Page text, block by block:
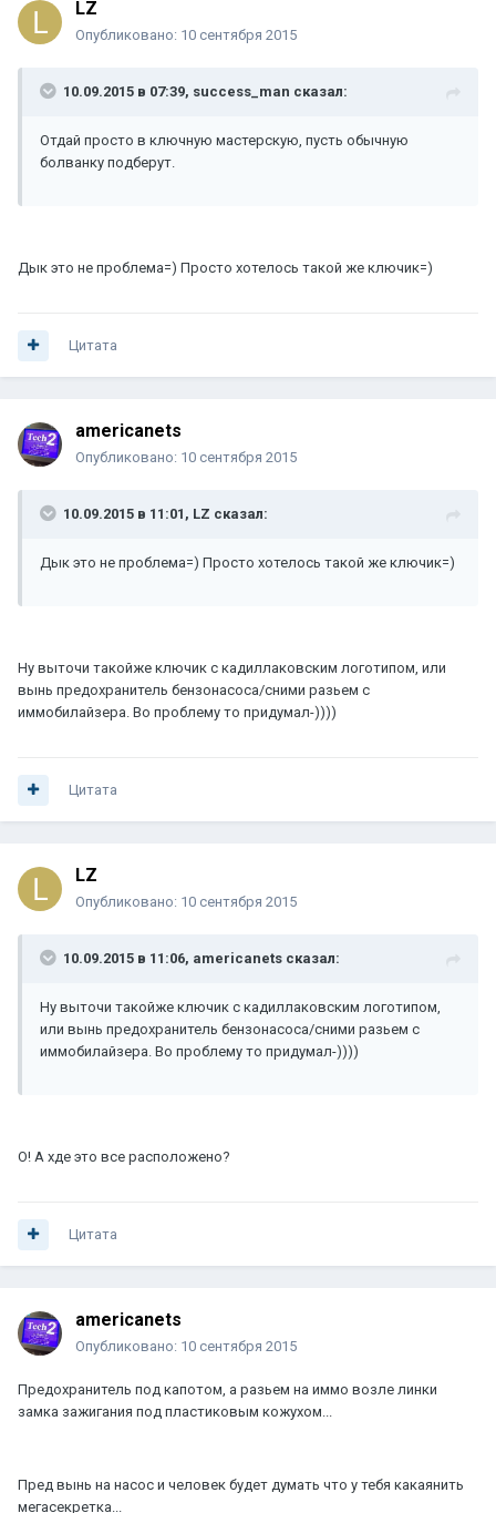
LZ
Опубликовано: 10 сентября 2015
10.09.2015 в 07:39, success_man сказал:
Отдай просто в ключную мастерскую, пусть обычную
болванку подберут.
Дык это не проблема=) Просто хотелось такой же ключик=)
Цитата
americanets
Опубликовано: 10 сентября 2015
10.09.2015 в 11:01, LZ сказал:
Дык это не проблема=) Просто хотелось такой же ключик=)
Ну выточи такойже ключик с кадиллаковским логотипом, или
вынь предохранитель бензонасоса/сними разьем с
иммобилайзера. Во проблему то придумал-))))
Цитата
LZ
Опубликовано: 10 сентября 2015
10.09.2015 в 11:06, americanets сказал:
Ну выточи такойже ключик с кадиллаковским логотипом,
или вынь предохранитель бензонасоса/сними разьем с
иммобилайзера. Во проблему то придумал-))))
О! А хде это все расположено?
Цитата
americanets
Опубликовано: 10 сентября 2015
Предохранитель под капотом, а разьем на иммо возле линки
замка зажигания под пластиковым кожухом...
Пред вынь на насос и человек будет думать что у тебя какаянить
мегасекретка...